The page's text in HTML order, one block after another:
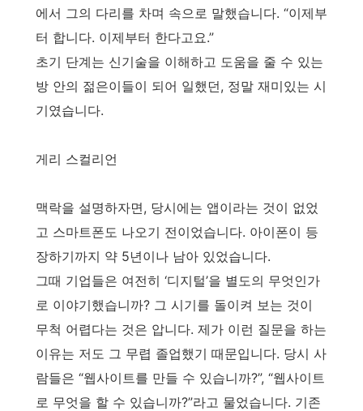
에서 그의 다리를 차며 속으로 말했습니다. “이제부
터 합니다. 이제부터 한다고요.”
초기 단계는 신기술을 이해하고 도움을 줄 수 있는
방 안의 젊은이들이 되어 일했던, 정말 재미있는 시
기였습니다.
게리 스컬리언
맥락을 설명하자면, 당시에는 앱이라는 것이 없었
고 스마트폰도 나오기 전이었습니다. 아이폰이 등
장하기까지 약 5년이나 남아 있었습니다.
그때 기업들은 여전히 ‘디지털’을 별도의 무엇인가
로 이야기했습니까? 그 시기를 돌이켜 보는 것이
무척 어렵다는 것은 압니다. 제가 이런 질문을 하는
이유는 저도 그 무렵 졸업했기 때문입니다. 당시 사
람들은 “웹사이트를 만들 수 있습니까?”, “웹사이트
로 무엇을 할 수 있습니까?”라고 물었습니다. 기존